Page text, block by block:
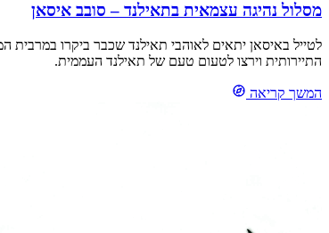
מסלול נהיגה עצמאית בתאילנד – סובב איסאן
לטייל באיסאן יתאים לאוהבי תאילנד שכבר ביקרו במרבית
התיירותית וירצו לטעום טעם של תאילנד העממית.
המשך קריאה